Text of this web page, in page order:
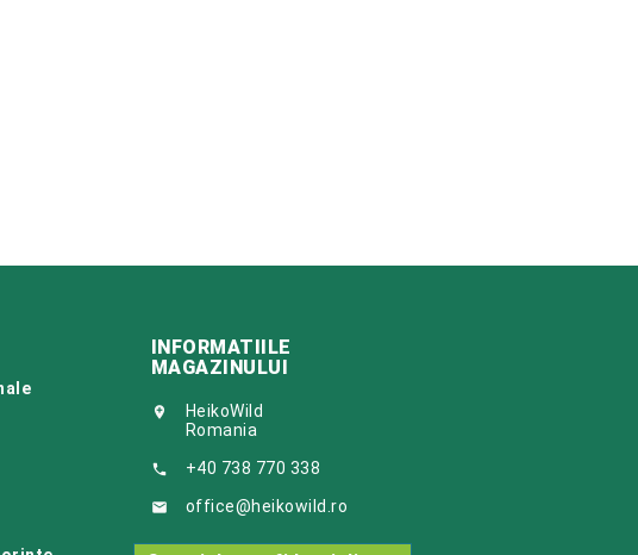
INFORMATIILE
MAGAZINULUI

HeikoWild
Romania
 +40 738 770 338
 office@heikowild.ro